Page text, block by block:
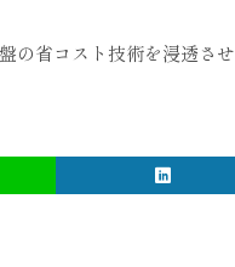
の省コスト技術を浸透させ